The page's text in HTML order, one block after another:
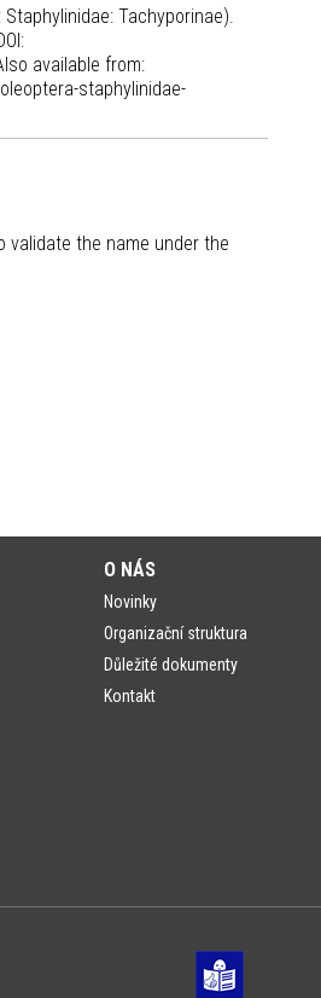
Staphylinidae: Tachyporinae).
available from:
staphylinidae-
validate the name under the
O NÁS
Novinky
Organizační struktura
Důležité dokumenty
Kontakt